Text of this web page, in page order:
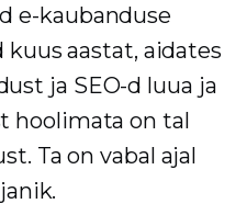
e-kaubanduse
aastat, aidates
ja SEO-d luua ja
hoolimata on tal
Ta on vabal ajal